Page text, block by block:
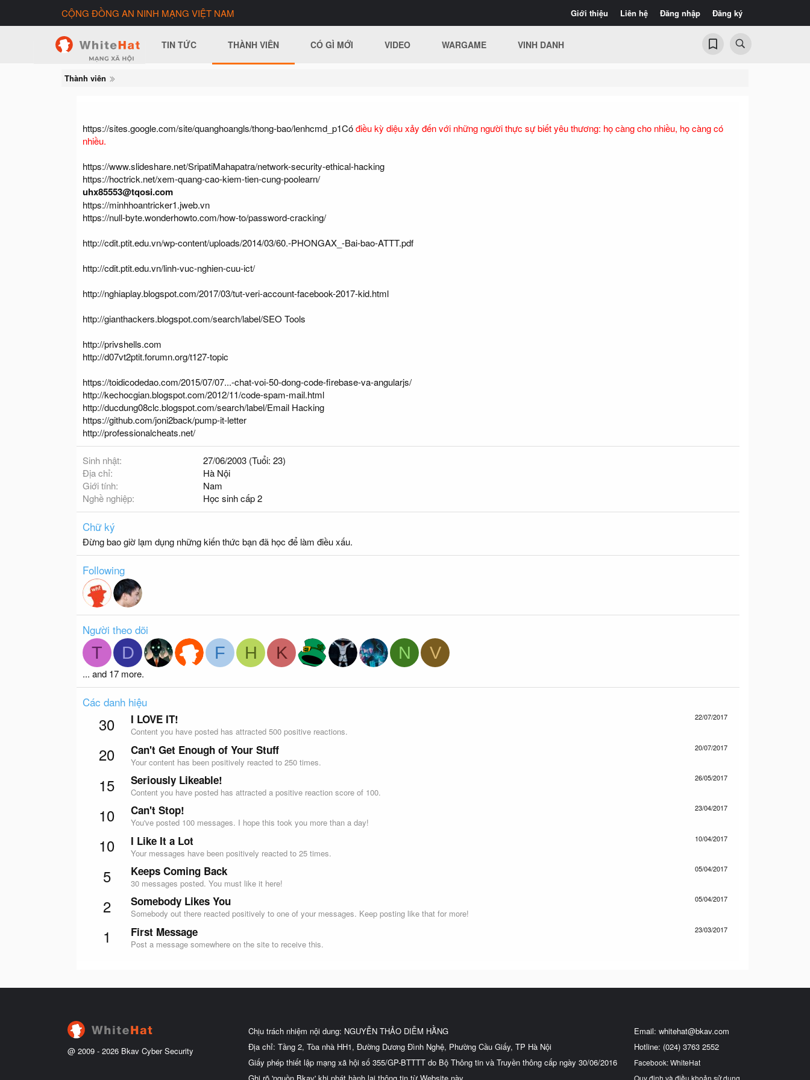
Giới thiệu Liên hệ Đăng nhập Đăng ký
CỘNG ĐỒNG AN NINH MẠNG VIỆT NAM
TIN TỨC THÀNH VIÊN CÓ GÌ MỚI VIDEO WARGAME VINH DANH
Thành viên
https://sites.google.com/site/quanghoangls/thong-bao/lenhcmd_p1Cóđiều kỳ diệu xảy đến với những người thực sự biết yêu thương: họ càng cho nhiều, họ càng có
nhiều.
https://www.slideshare.net/SripatiMahapatra/network-security-ethical-hacking
https://hoctrick.net/xem-quang-cao-kiem-tien-cung-poolearn/
uhx85553@tqosi.com
https://minhhoantricker1.jweb.vn
https://null-byte.wonderhowto.com/how-to/password-cracking/
http://cdit.ptit.edu.vn/wp-content/uploads/2014/03/60.-PHONGAX_-Bai-bao-ATTT.pdf
http://cdit.ptit.edu.vn/linh-vuc-nghien-cuu-ict/
http://nghiaplay.blogspot.com/2017/03/tut-veri-account-facebook-2017-kid.html
http://gianthackers.blogspot.com/search/label/SEO Tools
http://privshells.com
http://d07vt2ptit.forumn.org/t127-topic
https://toidicodedao.com/2015/07/07...-chat-voi-50-dong-code-firebase-va-angularjs/
http://kechocgian.blogspot.com/2012/11/code-spam-mail.html
http://ducdung08clc.blogspot.com/search/label/Email Hacking
https://github.com/joni2back/pump-it-letter
http://professionalcheats.net/
Sinh nhật
27/06/2003 (Tuổi: 23)
Địa chỉ
Hà Nội
Giới tính
Nam
Nghề nghiệp
Học sinh cấp 2
Chữ ký
Đừng bao giờ lạm dụng những kiến thức bạn đã học để làm điều xấu.
Following
Người theo dõi
T D F H K N V
... and 17 more.
Các danh hiệu
30 22/07/2017
I LOVE IT!
Content you have posted has attracted 500 positive reactions.
20 20/07/2017
Can't Get Enough of Your Stuff
Your content has been positively reacted to 250 times.
15 26/05/2017
Seriously Likeable!
Content you have posted has attracted a positive reaction score of 100.
10 23/04/2017
Can't Stop!
You've posted 100 messages. I hope this took you more than a day!
10 10/04/2017
I Like It a Lot
Your messages have been positively reacted to 25 times.
5 05/04/2017
Keeps Coming Back
30 messages posted. You must like it here!
2 05/04/2017
Somebody Likes You
Somebody out there reacted positively to one of your messages. Keep posting like that for more!
1 23/03/2017
First Message
Post a message somewhere on the site to receive this.
@ 2009 - 2026 Bkav Cyber Security
Chịu trách nhiệm nội dung: NGUYỄN THẢO DIỄM HẰNG
Địa chỉ: Tầng 2, Tòa nhà HH1, Đường Dương Đình Nghệ, Phường Cầu Giấy, TP Hà Nội
Giấy phép thiết lập mạng xã hội số 355/GP-BTTTT do Bộ Thông tin và Truyền thông cấp ngày 30/06/2016
Email: whitehat@bkav.com
Hotline: (024) 3763 2552
Facebook: WhiteHat
Quy định và điều khoản sử dụng